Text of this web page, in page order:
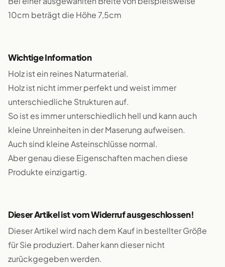
10cm beträgt die Höhe 7,5cm
Wichtige Information
Holz ist ein reines Naturmaterial.
Holz ist nicht immer perfekt und weist immer
unterschiedliche Strukturen auf.
So ist es immer unterschiedlich hell und kann auch
kleine Unreinheiten in der Maserung aufweisen.
Auch sind kleine Asteinschlüsse normal.
Aber genau diese Eigenschaften machen diese
Produkte einzigartig.
Dieser Artikel ist vom Widerruf ausgeschlossen!
Dieser Artikel wird nach dem Kauf in bestellter Größe
für Sie produziert. Daher kann dieser nicht
zurückgegeben werden.